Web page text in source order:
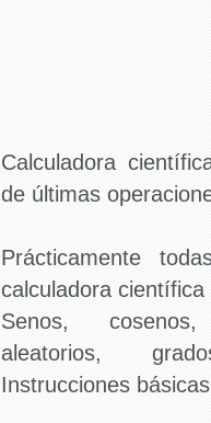
Calculadora
de últimas
Prácticamente
calculadora
Senos,
aleatorios,
Instrucciones